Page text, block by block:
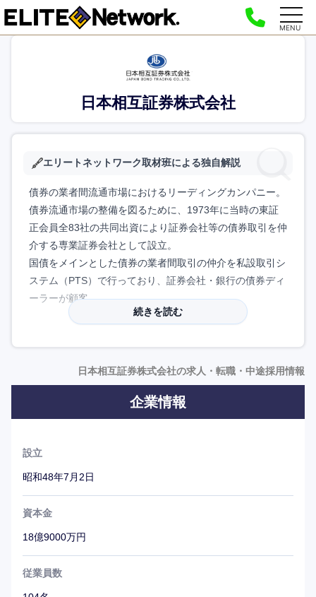
MENU
日本相互証券株式会社
エリートネットワーク取材班による独自解説
債券の業者間流通市場におけるリーディングカンパニー。
債券流通市場の整備を図るために、1973年に当時の東証
正会員全83社の共同出資により証券会社等の債券取引を仲
介する専業証券会社として設立。
国債をメインとした債券の業者間取引の仲介を私設取引シ
ステム（PTS）で行っており、証券会社・銀行の債券ディ
ーラーが顧客。
以降、金融庁による債券私設取引システム（債券PTS）の
認可を得て、今や金融機関の債券取引に欠くことのできな
い中核的な役割を果たしている。
支えており、その意味で極めて少数精鋭であると言える。
続きを読む
日本相互証券株式会社の求人・転職・中途採用情報
企業情報
設立
昭和48年7月2日
資本金
18億9000万円
従業員数